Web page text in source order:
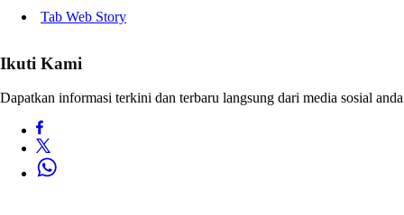
Tab Web Story
Ikuti Kami
Dapatkan informasi terkini dan terbaru langsung dari media sosial anda